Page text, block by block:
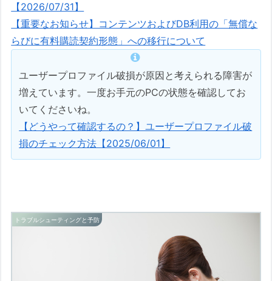
【2026/07/31】
【重要なお知らせ】コンテンツおよびDB利用の「無償な
らびに有料購読契約形態」への移行について
ユーザープロファイル破損が原因と考えられる障害が
増えています。一度お手元のPCの状態を確認してお
いてくださいね。
【どうやって確認するの？】ユーザープロファイル破
損のチェック方法【2025/06/01】
トラブルシューティングと予防